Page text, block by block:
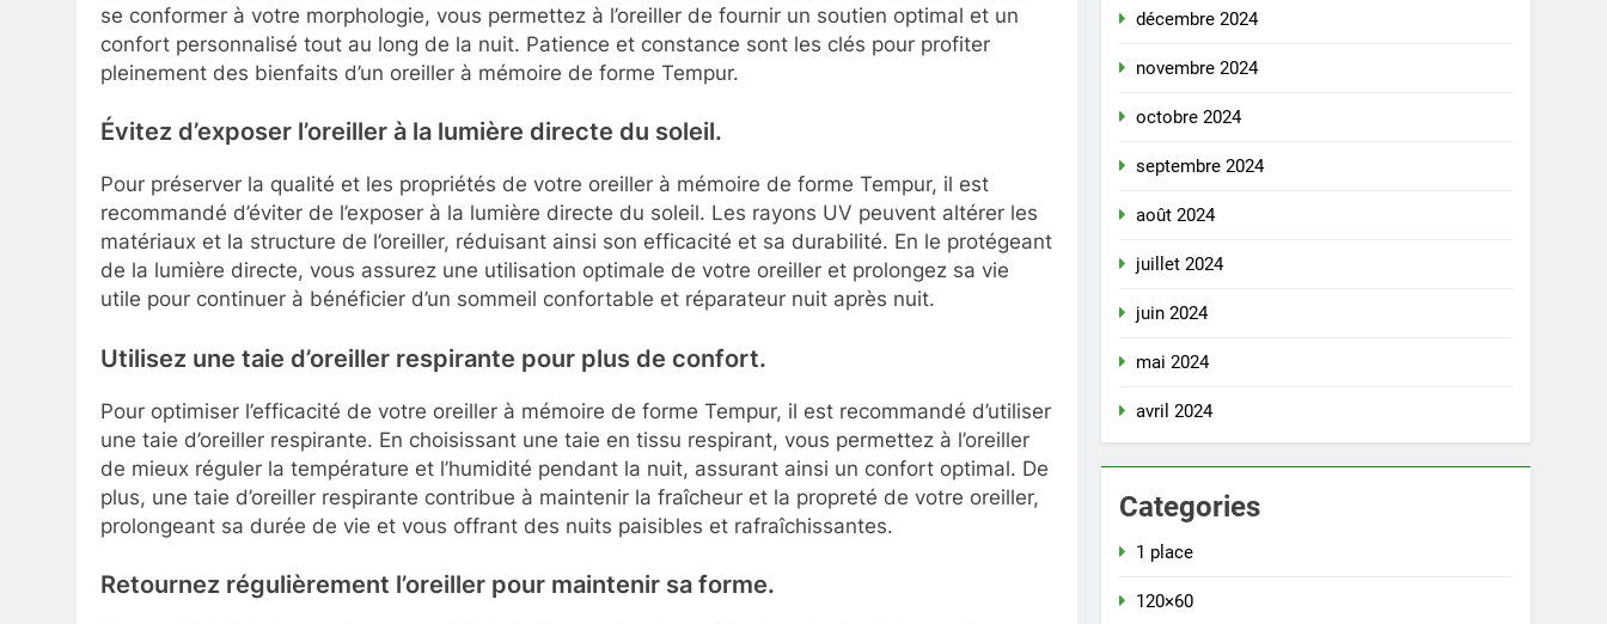
se conformer à votre morphologie, vous permettez à l’oreiller de fournir un soutien optimal et un
confort personnalisé tout au long de la nuit. Patience et constance sont les clés pour profiter
pleinement des bienfaits d’un oreiller à mémoire de forme Tempur.
Évitez d’exposer l’oreiller à la lumière directe du soleil.
Pour préserver la qualité et les propriétés de votre oreiller à mémoire de forme Tempur, il est
recommandé d’éviter de l’exposer à la lumière directe du soleil. Les rayons UV peuvent altérer les
matériaux et la structure de l’oreiller, réduisant ainsi son efficacité et sa durabilité. En le protégeant
de la lumière directe, vous assurez une utilisation optimale de votre oreiller et prolongez sa vie
utile pour continuer à bénéficier d’un sommeil confortable et réparateur nuit après nuit.
Utilisez une taie d’oreiller respirante pour plus de confort.
Pour optimiser l’efficacité de votre oreiller à mémoire de forme Tempur, il est recommandé d’utiliser
une taie d’oreiller respirante. En choisissant une taie en tissu respirant, vous permettez à l’oreiller
de mieux réguler la température et l’humidité pendant la nuit, assurant ainsi un confort optimal. De
plus, une taie d’oreiller respirante contribue à maintenir la fraîcheur et la propreté de votre oreiller,
prolongeant sa durée de vie et vous offrant des nuits paisibles et rafraîchissantes.
Retournez régulièrement l’oreiller pour maintenir sa forme.
décembre 2024
novembre 2024
octobre 2024
septembre 2024
août 2024
juillet 2024
juin 2024
mai 2024
avril 2024
Categories
1 place
120×60